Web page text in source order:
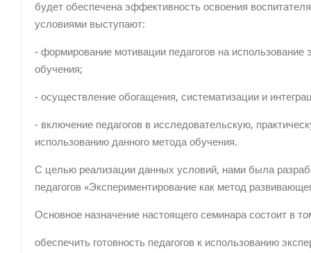
будет обеспечена эффективность освоения
условиями выступают:
- формирование мотивации педагогов на
обучения;
- осуществление обогащения, систематизации и
- включение педагогов в исследовательскую,
использованию данного метода обучения.
С целью реализации данных условий, нами была
педагогов «Экспериментирование как метод
Основное назначение настоящего семинара состоит в
обеспечить готовность педагогов к использованию